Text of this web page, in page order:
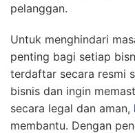
pelanggan.
Untuk menghindari
penting bagi setiap
terdaftar secara resmi
bisnis dan ingin
secara legal dan aman,
membantu. Dengan